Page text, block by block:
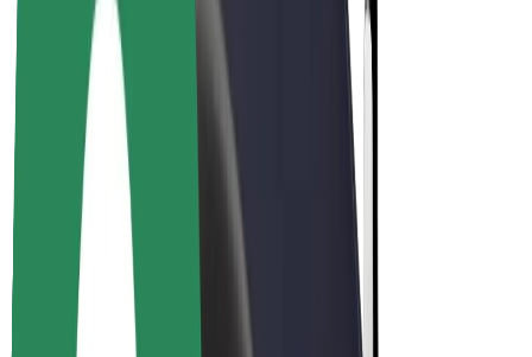
Verdiensten voor bezorgers
Bolt Food-handelaren
Fleet Owner
Franchises
Bedrijf
Carrière
Over Bolt
Duurzaamheid bij Bolt